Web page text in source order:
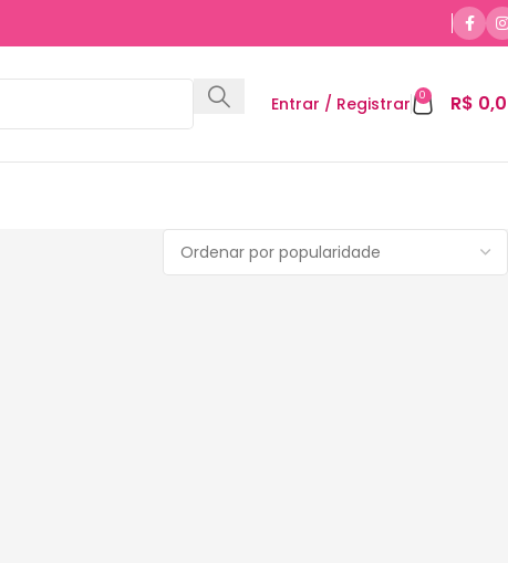
Entrar / Registrar 0 R$